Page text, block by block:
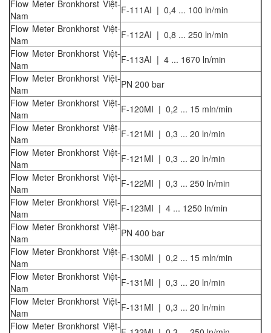
Flow Meter Bronkhorst Việt-
Nam
F-111AI | 0,4 ... 100 ln/min
Flow Meter Bronkhorst Việt-
Nam
F-112AI | 0,8 ... 250 ln/min
Flow Meter Bronkhorst Việt-
Nam
F-113AI | 4 ... 1670 ln/min
Flow Meter Bronkhorst Việt-
Nam
PN 200 bar
Flow Meter Bronkhorst Việt-
Nam
F-120MI | 0,2 ... 15 mln/min
Flow Meter Bronkhorst Việt-
Nam
F-121MI | 0,3 ... 20 ln/min
Flow Meter Bronkhorst Việt-
Nam
F-121MI | 0,3 ... 20 ln/min
Flow Meter Bronkhorst Việt-
Nam
F-122MI | 0,3 ... 250 ln/min
Flow Meter Bronkhorst Việt-
Nam
F-123MI | 4 ... 1250 ln/min
Flow Meter Bronkhorst Việt-
Nam
PN 400 bar
Flow Meter Bronkhorst Việt-
Nam
F-130MI | 0,2 ... 15 mln/min
Flow Meter Bronkhorst Việt-
Nam
F-131MI | 0,3 ... 20 ln/min
Flow Meter Bronkhorst Việt-
Nam
F-131MI | 0,3 ... 20 ln/min
Flow Meter Bronkhorst Việt-